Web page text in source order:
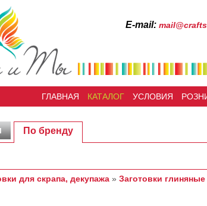
Е-mail:
ГЛАВНАЯ КАТАЛОГ УСЛОВИЯ
По бренду
для скрапа, декупажа » Заготовки глиняные